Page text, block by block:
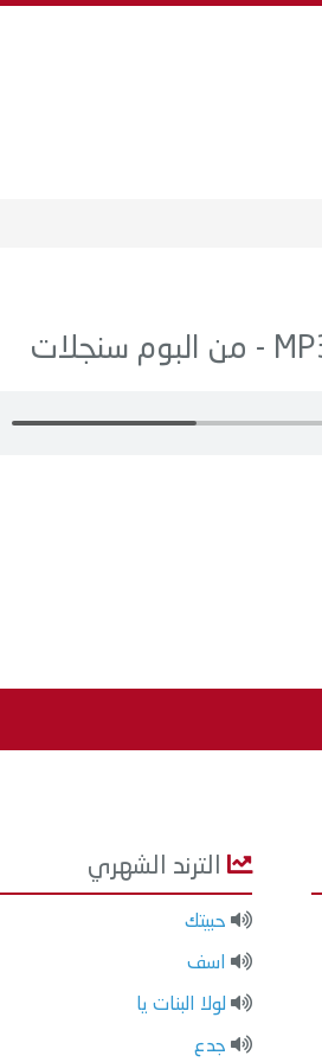
الترند الشهري
حبيتك
اسف
لولا البنات يا
جدع